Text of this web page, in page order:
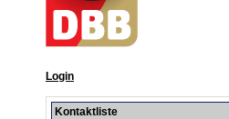
Login
Kontaktliste